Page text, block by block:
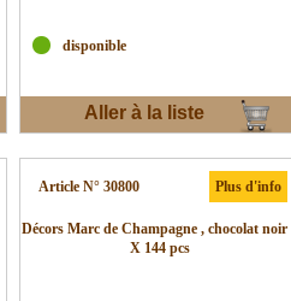
disponible
Aller à la liste
Article N° 30800 Plus d'info
Décors Marc de Champagne , chocolat noir
X 144 pcs